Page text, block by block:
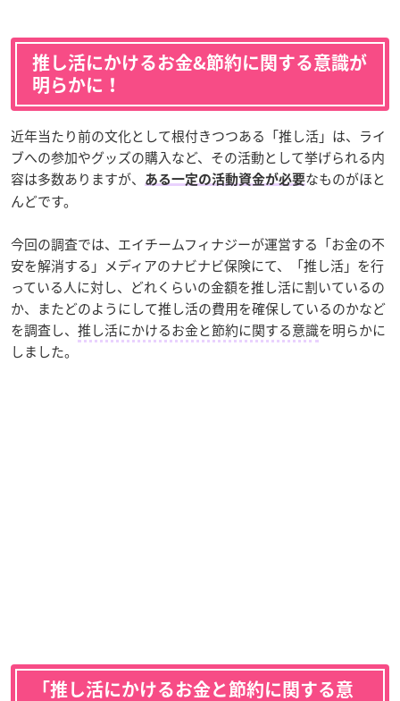
推し活にかけるお金&節約に関する意識が
明らかに！
近年当たり前の文化として根付きつつある「推し活」は、ライ
ブへの参加やグッズの購入など、その活動として挙げられる内
容は多数ありますが、
ある一定の活動資金が必要なものがほと
んどです。
今回の調査では、エイチームフィナジーが運営する「お金の不
安を解消する」メディアのナビナビ保険にて、「推し活」を行
っている人に対し、どれくらいの金額を推し活に割いているの
か、またどのようにして推し活の費用を確保しているのかなど
を調査し、 推し活にかけるお金と節約に関する意識を明らかに
しました。
「推し活にかけるお金と節約に関する意